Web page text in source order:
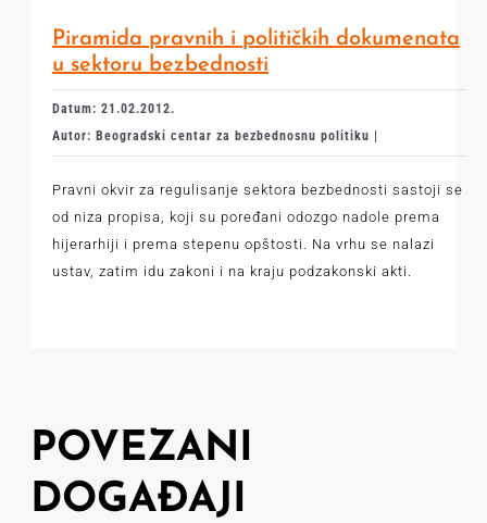
Piramida pravnih i političkih dokumenata
u sektoru bezbednosti
Datum: 21.02.2012.
Autor: Beogradski centar za bezbednosnu politiku |
Pravni okvir za regulisanje sektora bezbednosti sastoji se
od niza propisa, koji su poređani odozgo nadole prema
hijerarhiji i prema stepenu opštosti. Na vrhu se nalazi
ustav, zatim idu zakoni i na kraju podzakonski akti.
POVEZANI
DOGAĐAJI